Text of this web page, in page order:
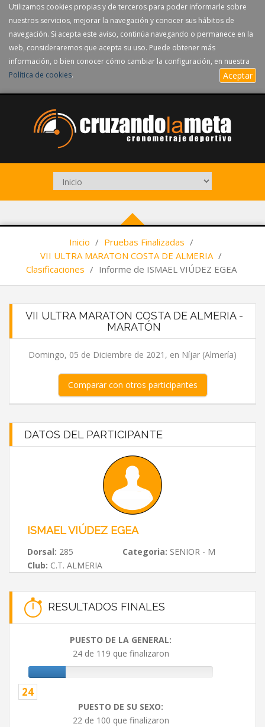
Utilizamos cookies propias y de terceros para poder informarle sobre
nuestros servicios, mejorar la navegación y conocer sus hábitos de
navegación. Si acepta este aviso, continúa navegando o permanece en la
web, consideraremos que acepta su uso. Puede obtener más
información, o bien conocer cómo cambiar la configuración, en nuestra
Política de cookies. Aceptar
Inicio / Pruebas Finalizadas /
VII ULTRA MARATON COSTA DE ALMERIA /
Clasificaciones / Informe de ISMAEL VIÚDEZ EGEA
VII ULTRA MARATON COSTA DE ALMERIA -
MARATÓN
Domingo, 05 de Diciembre de 2021, en Níjar (Almería)
Comparar con otros participantes
DATOS DEL PARTICIPANTE
ISMAEL VIÚDEZ EGEA
Dorsal: 285 Categoria: SENIOR - M
Club: C.T. ALMERIA
RESULTADOS FINALES
PUESTO DE LA GENERAL:
24 de 119 que finalizaron
24
PUESTO DE SU SEXO:
22 de 100 que finalizaron